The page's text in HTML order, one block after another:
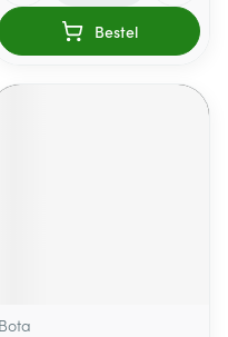
Bestel
Bota